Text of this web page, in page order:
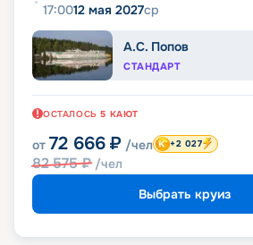
17:0012 мая 2027ср
А.С. Попов
СТАНДАРТ
ОСТАЛОСЬ 5 КАЮТ
от 72 666 ₽ /чел
82 575₽ /чел
+2 027
Выбрать круиз